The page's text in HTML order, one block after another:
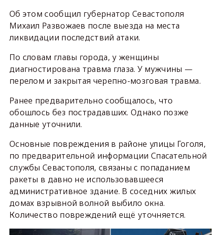
Об этом сообщил губернатор Севастополя
Михаил Развожаев после выезда на места
ликвидации последствий атаки.
По словам главы города, у женщины
диагностирована травма глаза. У мужчины —
перелом и закрытая черепно-мозговая травма.
Ранее предварительно сообщалось, что
обошлось без пострадавших. Однако позже
данные уточнили.
Основные повреждения в районе улицы Гоголя,
по предварительной информации Спасательной
службы Севастополя, связаны с попаданием
ракеты в давно не использовавшееся
административное здание. В соседних жилых
домах взрывной волной выбило окна.
Количество повреждений ещё уточняется.